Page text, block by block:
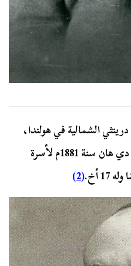
الشمالية في هولندا،
ولد أستاذ القانون يعقوب إسرائيل دي هان سنة 1881م لأسرة
أخ.
(2)